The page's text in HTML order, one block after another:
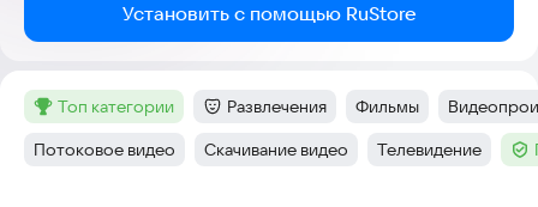
Установить с помощью RuStore
Метка:
топ категории Категория:
Развлечения Тег:
Фильмы Тег:
Тег:
Потоковое видео Тег:
Скачивание видео Тег:
Телевидение Тег